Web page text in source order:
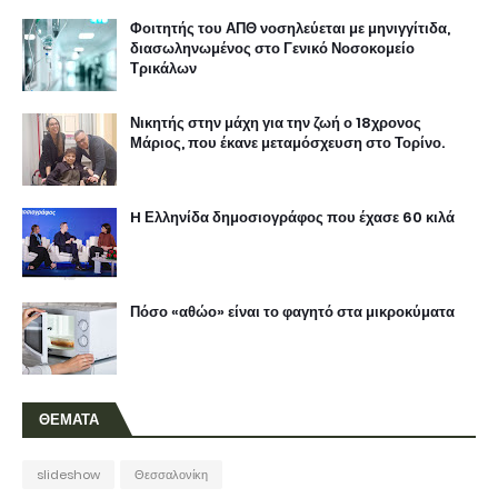
Φοιτητής του ΑΠΘ νοσηλεύεται με μηνιγγίτιδα,
διασωληνωμένος στο Γενικό Νοσοκομείο
Τρικάλων
Νικητής στην μάχη για την ζωή ο 18χρονος
Μάριος, που έκανε μεταμόσχευση στο Τορίνο.
H Ελληνίδα δημοσιογράφος που έχασε 60 κιλά
Πόσο «αθώο» είναι το φαγητό στα μικροκύματα
ΘΕΜΑΤΑ
slideshow Θεσσαλονίκη